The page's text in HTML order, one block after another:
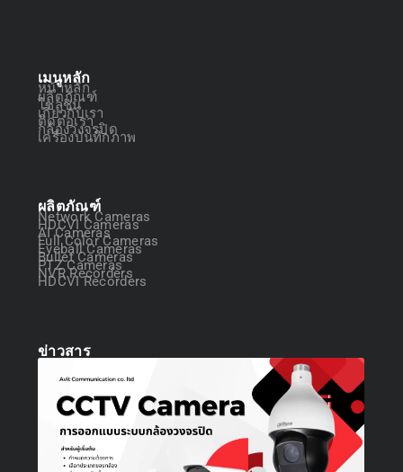
เมนูหลัก
หน้าหลัก
ผลิตภัณฑ์
โซลูชัน
เกี่ยวกับเรา
ติดต่อเรา
กล้องวงจรปิด
เครื่องบันทึกภาพ
ผลิตภัณฑ์
Network Cameras
HDCVI Cameras
AI Cameras
Full Color Cameras
Eyeball Cameras
Bullet Cameras
PTZ Cameras
NVR Recorders
HDCVI Recorders
ข่าวสาร